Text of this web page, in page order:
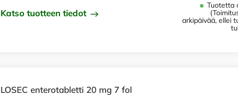
Katso tuotteen tiedot
Tuotetta
arkipäivää, ellei
LOSEC enterotabletti 20 mg 7 fol